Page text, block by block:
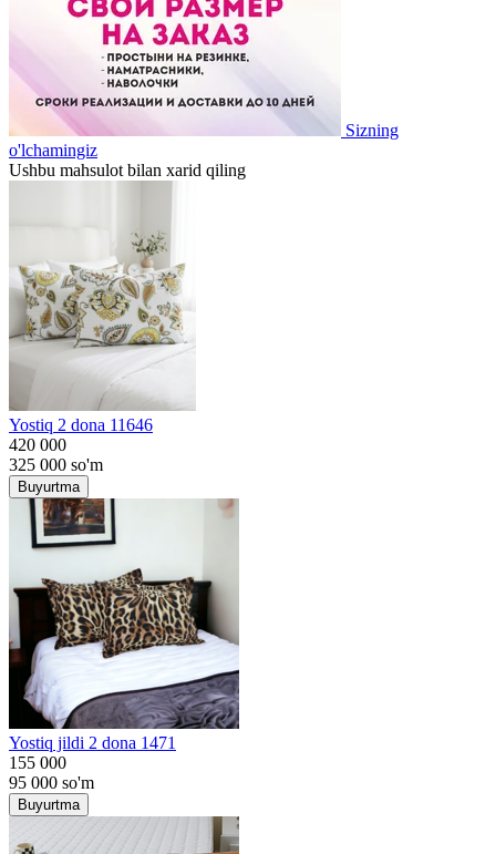
Sizning
o'lchamingiz
Ushbu mahsulot bilan xarid qiling
Yostiq 2 dona 11646
420 000
325 000 so'm
Buyurtma
Yostiq jildi 2 dona 1471
155 000
95 000 so'm
Buyurtma